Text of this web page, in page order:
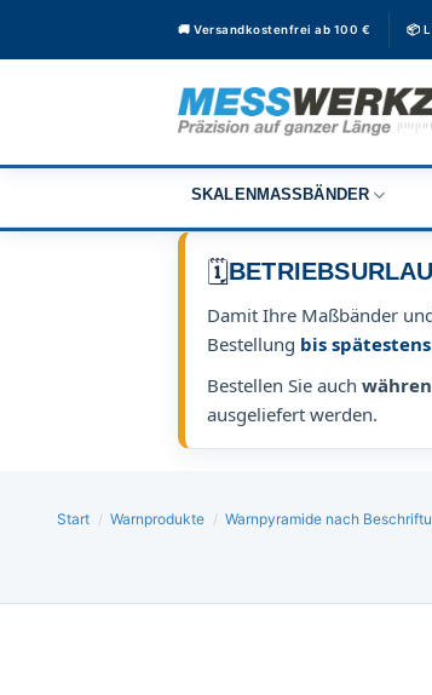
🚚 Versandkostenfrei ab 100 € 📦
SKALENMASSBÄNDER
🗓️
Damit Ihre Maßbänder
Bestellung bis
Bestellen Sie auch
ausgeliefert werden.
Start / Warnprodukte / Warnpyramide nach